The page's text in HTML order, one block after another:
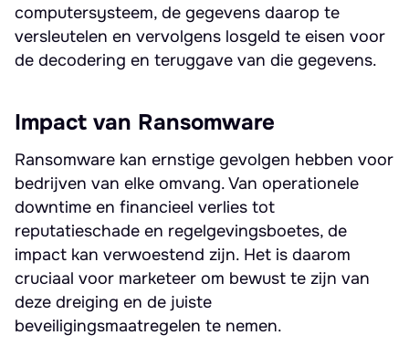
computersysteem, de gegevens daarop te
versleutelen en vervolgens losgeld te eisen voor
de decodering en teruggave van die gegevens.
Impact van Ransomware
Ransomware kan ernstige gevolgen hebben voor
bedrijven van elke omvang. Van operationele
downtime en financieel verlies tot
reputatieschade en regelgevingsboetes, de
impact kan verwoestend zijn. Het is daarom
cruciaal voor marketeer om bewust te zijn van
deze dreiging en de juiste
beveiligingsmaatregelen te nemen.